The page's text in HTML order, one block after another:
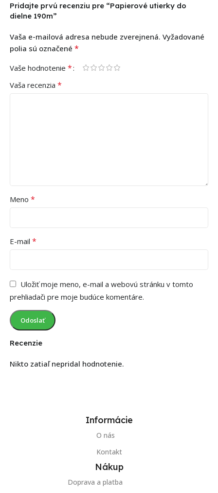
Recenzie
Nikto zatiaľ nepridal hodnotenie.
Pridajte prvú recenziu pre “Papierové utierky do
dielne 190m”
Vaša e-mailová adresa nebude zverejnená. Vyžadované
polia sú označené *
Vaše hodnotenie *
Vaša recenzia *
Meno *
E-mail *
Uložiť moje meno, e-mail a webovú stránku v tomto
prehliadači pre moje budúce komentáre.
Informácie
O nás
Kontakt
Nákup
Doprava a platba